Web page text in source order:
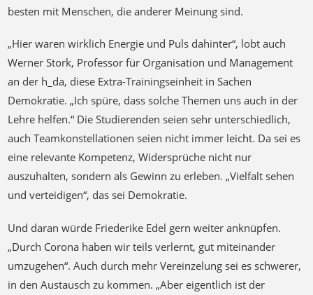
besten mit Menschen, die anderer Meinung sind.
„Hier waren wirklich Energie und Puls dahinter“, lobt auch
Werner Stork, Professor für Organisation und Management
an der h_da, diese Extra-Trainingseinheit in Sachen
Demokratie. „Ich spüre, dass solche Themen uns auch in der
Lehre helfen.“ Die Studierenden seien sehr unterschiedlich,
auch Teamkonstellationen seien nicht immer leicht. Da sei es
eine relevante Kompetenz, Widersprüche nicht nur
auszuhalten, sondern als Gewinn zu erleben. „Vielfalt sehen
und verteidigen“, das sei Demokratie.
Und daran würde Friederike Edel gern weiter anknüpfen.
„Durch Corona haben wir teils verlernt, gut miteinander
umzugehen“. Auch durch mehr Vereinzelung sei es schwerer,
in den Austausch zu kommen. „Aber eigentlich ist der